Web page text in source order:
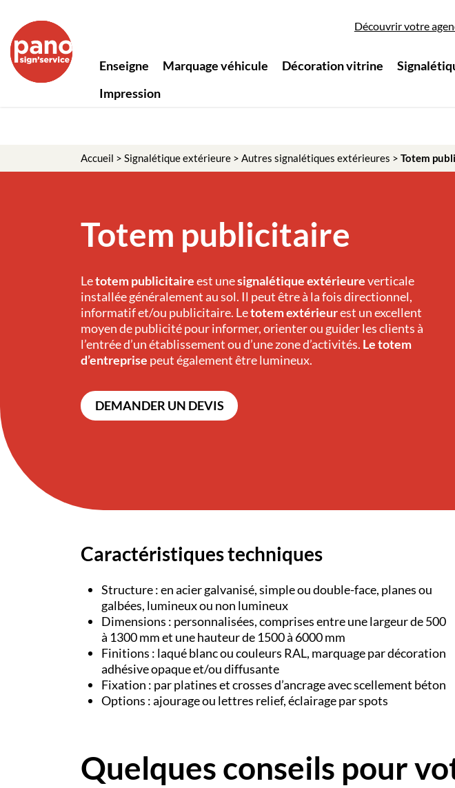
Enseigne Marquage véhicule Décoration vitrine
Impression
Découvrir votre
Accueil > Signalétique extérieure > Autres signalétiques extérieures > Totem
Totem publicitaire
Letotem publicitaireest unesignalétique extérieureverticale
installée généralement au sol. Il peut être à la fois directionnel,
informatif et/ou publicitaire. Letotem extérieurest un excellent
moyen de publicité pour informer, orienter ou guider les clients à
l’entrée d’un établissement ou d’une zone d’activités. Le totem
d’entreprise peut également être lumineux.
DEMANDER UN DEVIS
Caractéristiques techniques
Structure : en acier galvanisé, simple ou double-face, planes ou
galbées, lumineux ou non lumineux
Dimensions : personnalisées, comprises entre une largeur de 500
à 1300 mm et une hauteur de 1500 à 6000 mm
Finitions : laqué blanc ou couleurs RAL, marquage par décoration
adhésive opaque et/ou diffusante
Fixation : par platines et crosses d’ancrage avec scellement béton
Options : ajourage ou lettres relief, éclairage par spots
Quelques conseils pour